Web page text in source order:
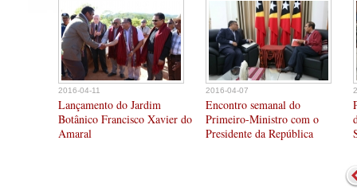
2016-04-11
Lançamento do Jardim
Botânico Francisco Xavier do
Amaral
2016-04-07
Encontro semanal do
Primeiro-Ministro com o
Presidente da República